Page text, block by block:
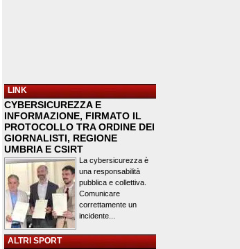
LINK
CYBERSICUREZZA E
INFORMAZIONE, FIRMATO IL
PROTOCOLLO TRA ORDINE DEI
GIORNALISTI, REGIONE
UMBRIA E CSIRT
La cybersicurezza è
una responsabilità
pubblica e collettiva.
Comunicare
correttamente un
incidente...
ALTRI SPORT